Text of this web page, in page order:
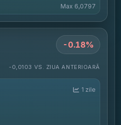
Max 6,0797
-0.18%
-0,0103 VS. ZIUA ANTERIOARĂ
1 zile